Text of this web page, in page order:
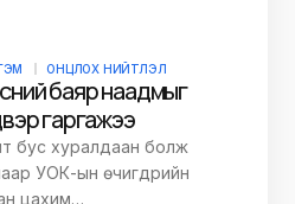
ОНЦЛОХ НИЙТЛЭЛ
баяр наадмыг
гаргажээ
бус хуралдаан болж
УОК-ын өчигдрийн
цахим…